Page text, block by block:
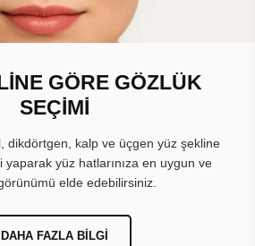
GÖRE GÖZLÜK
SEÇİMİ
dikdörtgen, kalp ve üçgen yüz şekline
yüz hatlarınıza en uygun ve
elde edebilirsiniz.
DAHA FAZLA BILGI